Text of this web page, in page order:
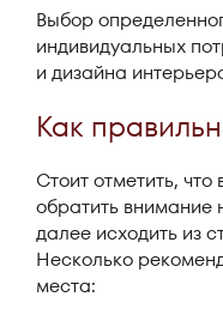
Выбор
индивидуальных
и дизайна
Как
Стоит отметить,
обратить внимание
далее исходить из
Несколько
места: